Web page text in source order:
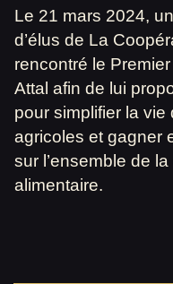
Le 21 mars 2024,
d’élus de La
rencontré le
Attal afin de lui
pour simplifier la vie
agricoles et gagner
sur l’ensemble de
alimentaire.